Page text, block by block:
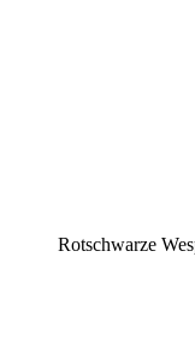
Rotschwarze